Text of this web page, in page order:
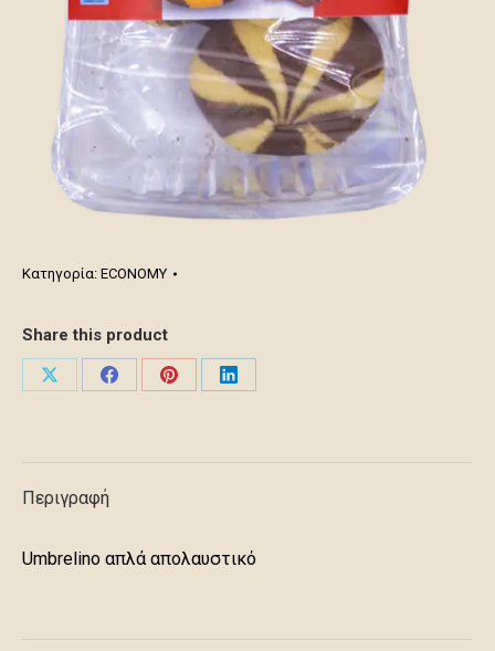
Κατηγορία: ECONOMY
Share this product
Share
Share
Share
Share
Περιγραφή
Umbrelino απλά απολαυστικό